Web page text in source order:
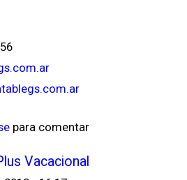
para comentar
Vacacional